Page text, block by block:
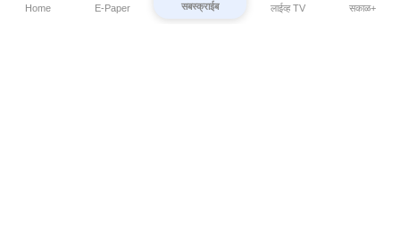
Home E-Paper सबस्क्राईब लाईव्ह TV सकाळ+